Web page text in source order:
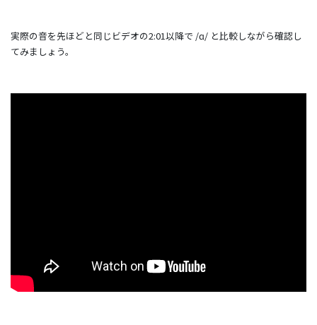
実際の音を先ほどと同じビデオの2:01以降で /ɑ/ と比較しながら確認し
てみましょう。